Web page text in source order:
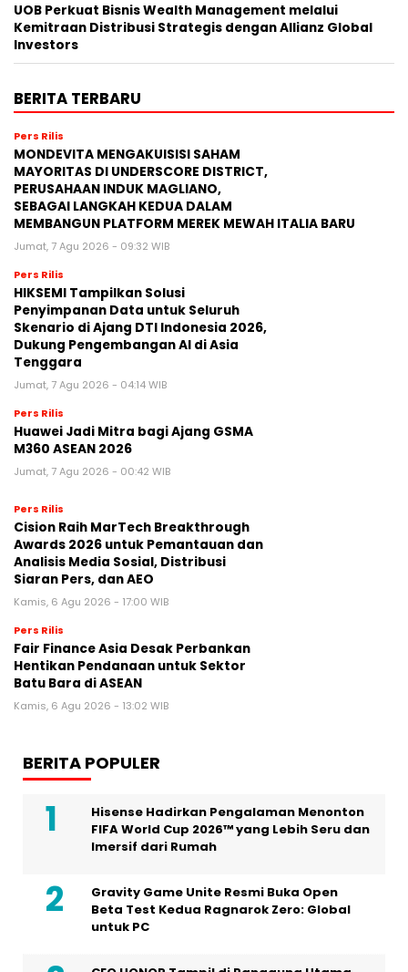
UOB Perkuat Bisnis Wealth Management melalui
Kemitraan Distribusi Strategis dengan Allianz Global
Investors
BERITA TERBARU
Pers Rilis
MONDEVITA MENGAKUISISI SAHAM
MAYORITAS DI UNDERSCORE DISTRICT,
PERUSAHAAN INDUK MAGLIANO,
SEBAGAI LANGKAH KEDUA DALAM
MEMBANGUN PLATFORM MEREK MEWAH ITALIA BARU
Jumat, 7 Agu 2026 - 09:32 WIB
Pers Rilis
HIKSEMI Tampilkan Solusi
Penyimpanan Data untuk Seluruh
Skenario di Ajang DTI Indonesia 2026,
Dukung Pengembangan AI di Asia
Tenggara
Jumat, 7 Agu 2026 - 04:14 WIB
Pers Rilis
Huawei Jadi Mitra bagi Ajang GSMA
M360 ASEAN 2026
Jumat, 7 Agu 2026 - 00:42 WIB
Pers Rilis
Cision Raih MarTech Breakthrough
Awards 2026 untuk Pemantauan dan
Analisis Media Sosial, Distribusi
Siaran Pers, dan AEO
Kamis, 6 Agu 2026 - 17:00 WIB
Pers Rilis
Fair Finance Asia Desak Perbankan
Hentikan Pendanaan untuk Sektor
Batu Bara di ASEAN
Kamis, 6 Agu 2026 - 13:02 WIB
BERITA POPULER
Hisense Hadirkan Pengalaman Menonton
FIFA World Cup 2026™ yang Lebih Seru dan
Imersif dari Rumah
Gravity Game Unite Resmi Buka Open
Beta Test Kedua Ragnarok Zero: Global
untuk PC